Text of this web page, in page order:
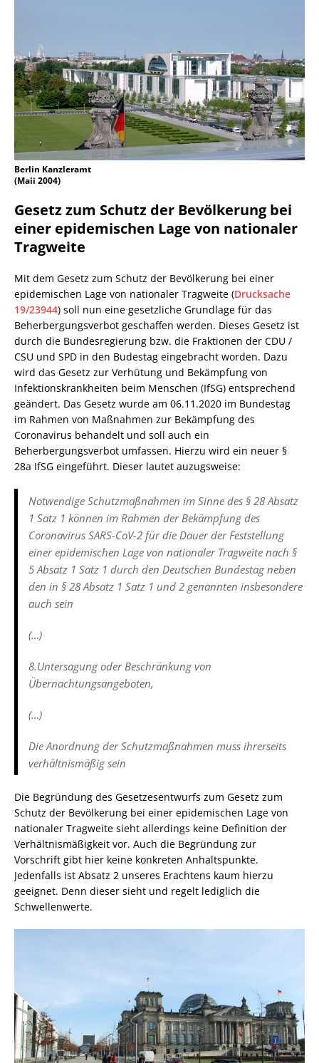
Berlin Kanzleramt
(Maii 2004)
Gesetz zum Schutz der Bevölkerung bei
einer epidemischen Lage von nationaler
Tragweite
Mit dem Gesetz zum Schutz der Bevölkerung bei einer
epidemischen Lage von nationaler Tragweite (Drucksache
19/23944) soll nun eine gesetzliche Grundlage für das
Beherbergungsverbot geschaffen werden. Dieses Gesetz ist
durch die Bundesregierung bzw. die Fraktionen der CDU /
CSU und SPD in den Budestag eingebracht worden. Dazu
wird das Gesetz zur Verhütung und Bekämpfung von
Infektionskrankheiten beim Menschen (IfSG) entsprechend
geändert. Das Gesetz wurde am 06.11.2020 im Bundestag
im Rahmen von Maßnahmen zur Bekämpfung des
Coronavirus behandelt und soll auch ein
Beherbergungsverbot umfassen. Hierzu wird ein neuer §
28a IfSG eingeführt. Dieser lautet auzugsweise:
Notwendige Schutzmaßnahmen im Sinne des § 28 Absatz
1 Satz 1 können im Rahmen der Bekämpfung des
Coronavirus SARS-CoV-2 für die Dauer der Feststellung
einer epidemischen Lage von nationaler Tragweite nach §
5 Absatz 1 Satz 1 durch den Deutschen Bundestag neben
den in § 28 Absatz 1 Satz 1 und 2 genannten insbesondere
auch sein
(…)
8.Untersagung oder Beschränkung von
Übernachtungsangeboten,
(…)
Die Anordnung der Schutzmaßnahmen muss ihrerseits
verhältnismäßig sein
Die Begründung des Gesetzesentwurfs zum Gesetz zum
Schutz der Bevölkerung bei einer epidemischen Lage von
nationaler Tragweite sieht allerdings keine Definition der
Verhältnismäßigkeit vor. Auch die Begründung zur
Vorschrift gibt hier keine konkreten Anhaltspunkte.
Jedenfalls ist Absatz 2 unseres Erachtens kaum hierzu
geeignet. Denn dieser sieht und regelt lediglich die
Schwellenwerte.